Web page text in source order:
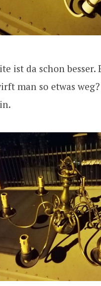
ist da schon besser.
man so etwas